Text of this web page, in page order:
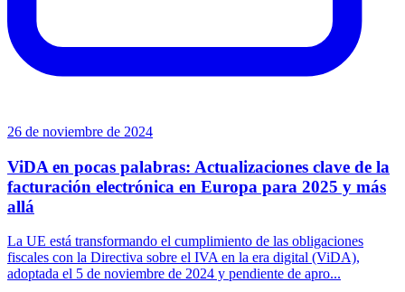
26 de noviembre de 2024
ViDA en pocas palabras: Actualizaciones clave de la
facturación electrónica en Europa para 2025 y más
allá
La UE está transformando el cumplimiento de las obligaciones
fiscales con la Directiva sobre el IVA en la era digital (ViDA),
adoptada el 5 de noviembre de 2024 y pendiente de apro...